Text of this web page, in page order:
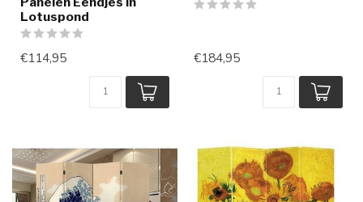
Lotuspond
€114,95 €184,95